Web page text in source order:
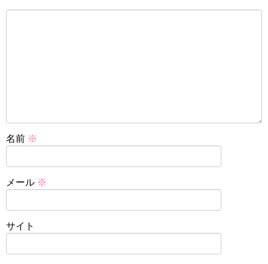
名前 ※
メール ※
サイト